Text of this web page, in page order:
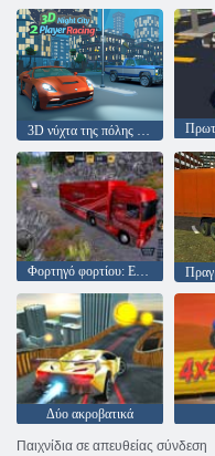
Φορτηγό φορτίου: Euro American Tour
Δύο ακροβατικά
Παιχνίδια σε απευθείας σύνδεση